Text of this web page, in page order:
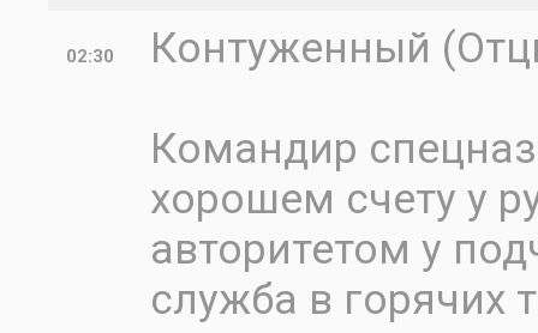
02:30
Контуженный
Командир
хорошем счету у
авторитетом у
служба в горячих